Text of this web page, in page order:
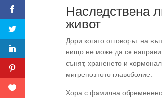
Наследствена
живот
Дори когато отговорът на
нищо не може да се направи.
сънят, храненето и
мигренозното главоболие.
Хора с фамилна